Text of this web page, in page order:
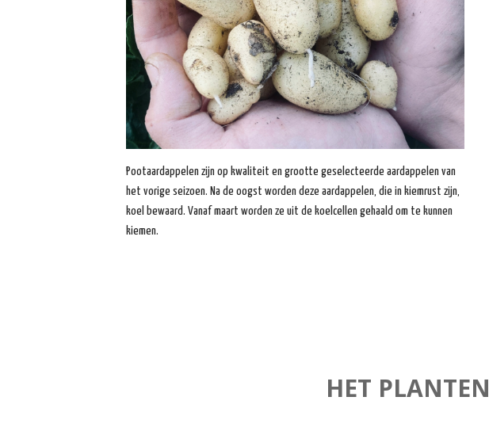
Pootaardappelen zijn op kwaliteit en grootte geselecteerde aardappelen van
het vorige seizoen. Na de oogst worden deze aardappelen, die in kiemrust zijn,
koel bewaard. Vanaf maart worden ze uit de koelcellen gehaald om te kunnen
kiemen.
HET PLANTEN